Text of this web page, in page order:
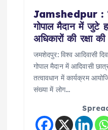
Jamshedpur :
गोपाल मैदान में जुटे
अधिकारों की रक्षा
जमशेदपुर: विश्व आदिवासी
गोपाल मैदान में आदिवासी
तत्वावधान में कार्यक्रम
संख्या में लोग…